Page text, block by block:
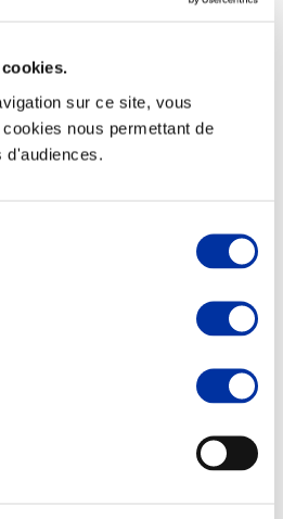
sur ce site, vous
nous permettant de
d'audiences.
– mise en marché